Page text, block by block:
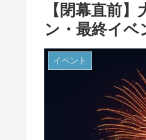
【閉幕直前
ン・最終イベ
イベント